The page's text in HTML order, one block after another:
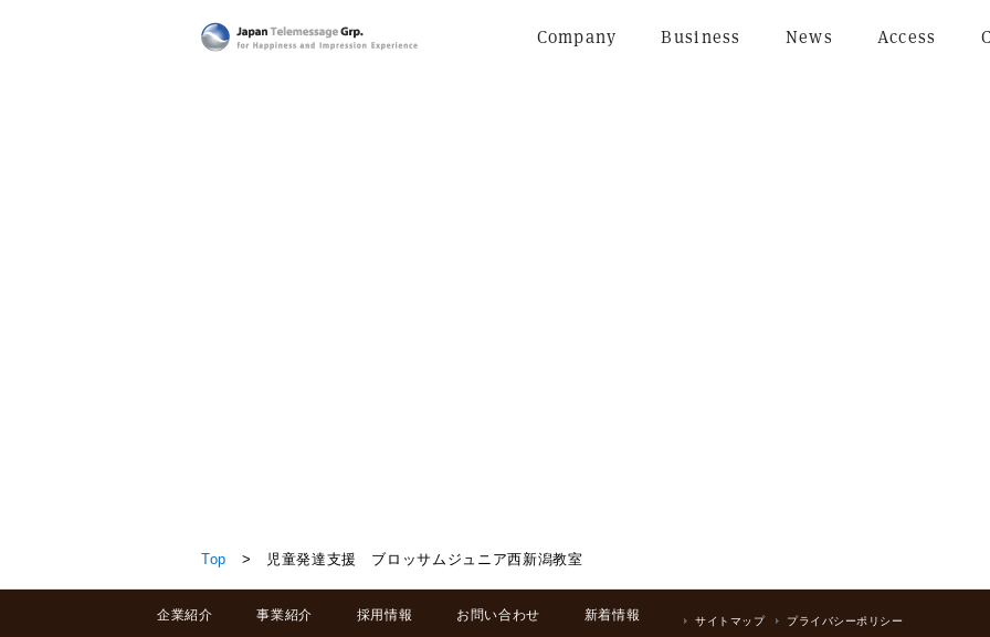
Company Business News Access
Top > 児童発達支援 ブロッサムジュニア西新潟教室
企業紹介 事業紹介 採用情報 お問い合わせ 新着情報 サイトマップ プライバシーポリシー